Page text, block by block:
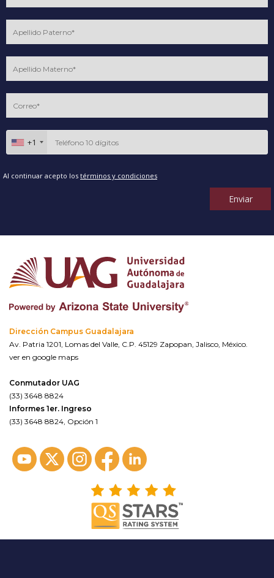
+1
Al continuar acepto los términos y condiciones
Enviar
Dirección Campus Guadalajara
Av. Patria 1201, Lomas del Valle, C.P. 45129 Zapopan, Jalisco, México.
ver en google maps
Conmutador UAG
(33) 3648 8824
Informes 1er. Ingreso
(33) 3648 8824, Opción 1